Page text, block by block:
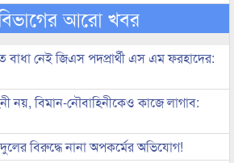
আরো খবর
নেই জিএস পদপ্রার্থী এস এম ফরহাদের:
নয়, বিমান-নৌবাহিনীকেও কাজে লাগাব:
বিরুদ্ধে নানা অপকর্মের অভিযোগ!